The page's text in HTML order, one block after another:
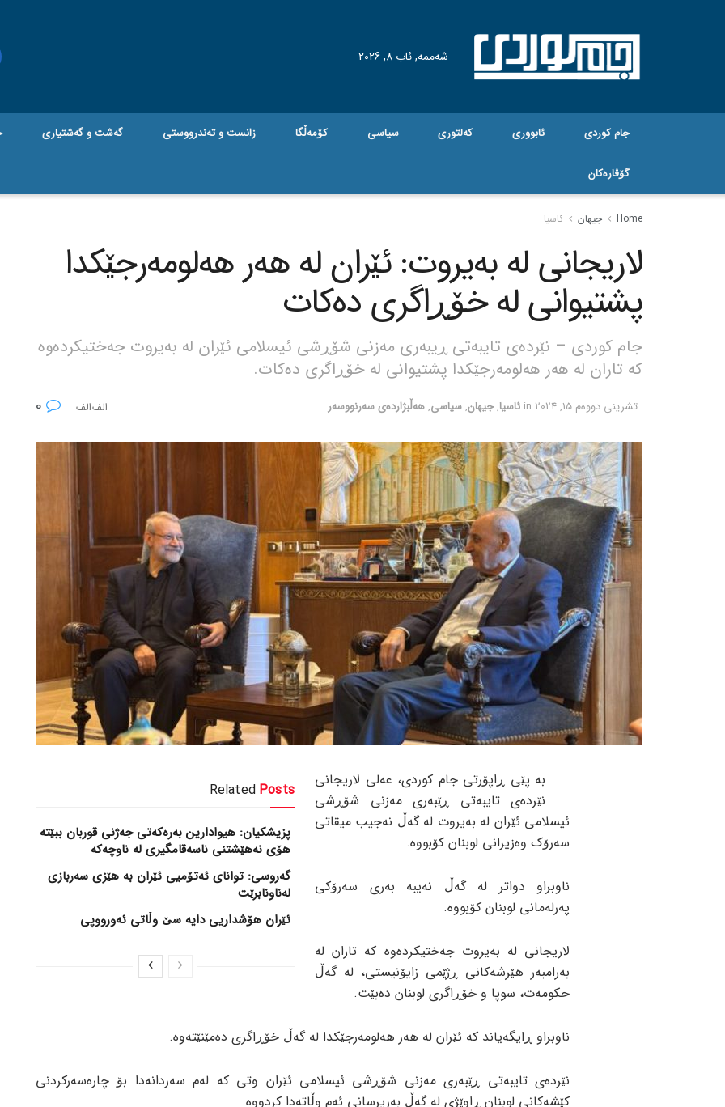
شەممە, ئاب 8, 2026
جام کوردی ئابووری کەلتوری سیاسی کۆمەڵگا زانست و تەندرووستی گه‌شت و گه‌شتیاری
گۆڤاره‌کان
Home جیهان ئاسیا
لاریجانی لە بەیروت: ئێران لە هەر هەلومەرجێکدا
پشتیوانی لە خۆڕاگری دەکات
جام کوردی – نێردەی تایبەتی ڕیبەری مەزنی شۆڕشی ئیسلامی ئێران لە بەیروت جەختیکردەوە
کە تاران لە هەر هەلومەرجێکدا پشتیوانی لە خۆڕاگری دەکات.
تشرینی دووه‌م 15, 2024 in ئاسیا,جیهان,سیاسی,هەڵبژاردەی سەرنووسەر
Related Posts
پزیشکیان: هیوادارین بەرەکەتی جەژنی قوربان ببێتە
هۆی نەهێشتنی ناسەقامگیری لە ناوچەکە
گەروسی: توانای ئەتۆمیی ئێران بە هێزی سەربازی
لەناونابرێت
ئێران هۆشداریی دایە سێ وڵاتی ئەورووپی
بە پێی ڕاپۆرتی جام کوردی، عەلی لاریجانی
نێردەی تایبەتی ڕێبەری مەزنی شۆڕشی
ئیسلامی ئێران لە بەیروت لە گەڵ نەجیب میقاتی
سەرۆک وەزیرانی لوبنان کۆبووە.
ناوبراو دواتر لە گەڵ نەیبە بەری سەرۆکی
پەرلەمانی لوبنان کۆبووە.
لاریجانی لە بەیروت جەختیکردەوە کە تاران لە
بەرامبەر هێرشەکانی ڕژێمی زایۆنیستی، لە گەڵ
حکومەت، سوپا و خۆڕاگری لوبنان دەبێت.
ناوبراو ڕایگەیاند کە ئێران لە هەر هەلومەرجێکدا لە گەڵ خۆڕاگری دەمێنێتەوە.
نێردەی تایبەتی ڕێبەری مەزنی شۆڕشی ئیسلامی ئێران وتی کە لەم سەردانەدا بۆ چارەسەرکردنی
کێشەکانی لوبنان ڕاوێژی لە گەڵ بەرپرسانی ئەم وڵاتەدا کردووە.